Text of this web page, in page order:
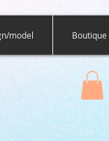
model Boutique